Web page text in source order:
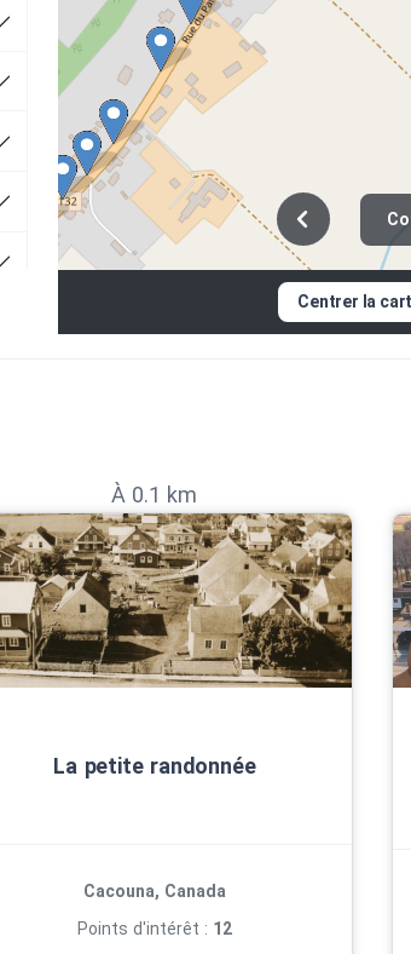
Centrer la
À 0.1 km
La petite randonnée
Cacouna, Canada
Points d'intérêt : 12